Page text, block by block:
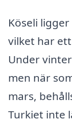
Köseli
vilket har
Under
men när
mars,
Turkiet inte